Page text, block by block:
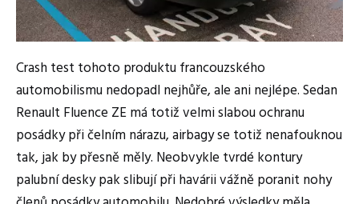
Crash test tohoto produktu francouzského
automobilismu nedopadl nejhůře, ale ani nejlépe. Sedan
Renault Fluence ZE má totiž velmi slabou ochranu
posádky při čelním nárazu, airbagy se totiž nenafouknou
tak, jak by přesně měly. Neobvykle tvrdé kontury
palubní desky pak slibují při havárii vážně poranit nohy